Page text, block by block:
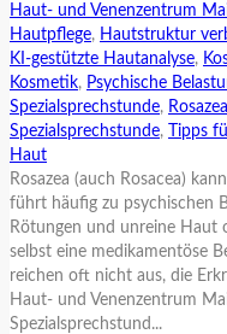
Haut- und Venenzentrum
Hautpflege, Hautstruktur
KI-gestützte Hautanalyse,
Kosmetik, Psychische
Spezialsprechstunde,
Spezialsprechstunde, Tipps
Haut
Rosazea (auch Rosacea)
führt häufig zu psychischen
Rötungen und unreine Haut
selbst eine medikamentöse
reichen oft nicht aus, die
Haut- und Venenzentrum
Spezialsprechstund...